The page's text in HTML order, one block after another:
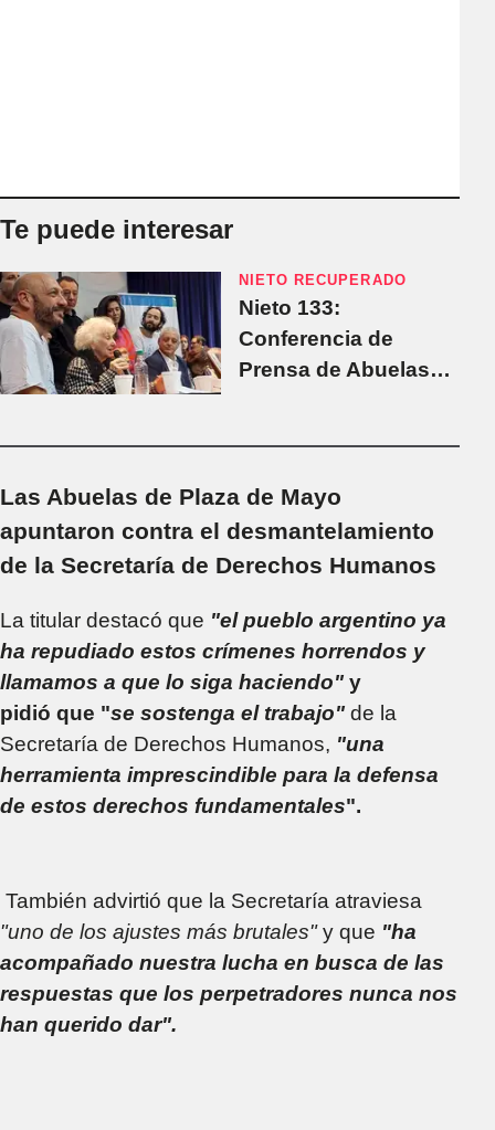
Te puede interesar
NIETO RECUPERADO
Nieto 133:
Conferencia de
Prensa de Abuelas
Las Abuelas de Plaza de Mayo
apuntaron contra el desmantelamiento
de la Secretaría de Derechos Humanos
La titular destacó que "el pueblo argentino ya
ha repudiado estos crímenes horrendos y
llamamos a que lo siga haciendo" y
pidió que "se sostenga el trabajo" de la
Secretaría de Derechos Humanos, "una
herramienta imprescindible para la defensa
de estos derechos fundamentales".
También advirtió que la Secretaría atraviesa
"uno de los ajustes más brutales"y que "ha
acompañado nuestra lucha en busca de las
respuestas que los perpetradores nunca nos
han querido dar".